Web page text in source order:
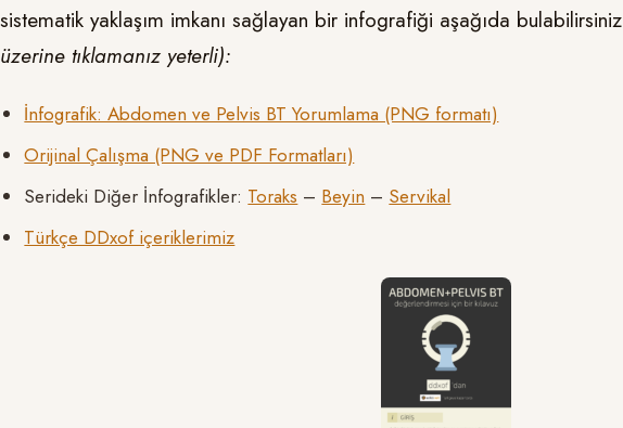
sistematik yaklaşım imkanı sağlayan bir infografiği aşağıda bulabilirsiniz
üzerine tıklamanız yeterli):
İnfografik: Abdomen ve Pelvis BT Yorumlama (PNG formatı)
Orijinal Çalışma (PNG ve PDF Formatları)
Serideki Diğer İnfografikler: Toraks – Beyin – Servikal
Türkçe DDxof içeriklerimiz